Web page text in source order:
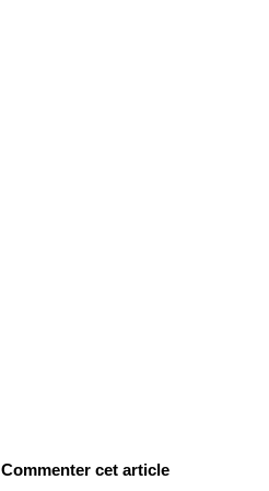
Commenter cet article